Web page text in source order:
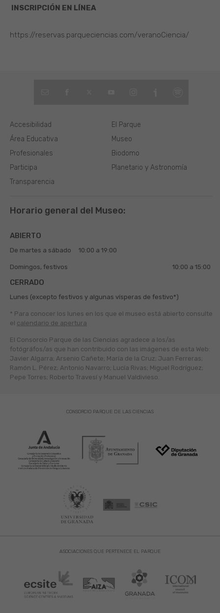
INSCRIPCIÓN EN LÍNEA
https://reservas.parqueciencias.com/veranoCiencia/
El Parque
Museo
Biodomo
Planetario y Astronomía
Área Educativa
Profesionales
Participa
Transparencia
Accesibilidad
Horario general del Museo:
ABIERTO
De martes a sábado 10:00 a 19:00
Domingos, festivos 10:00 a 15:00
CERRADO
Lunes (excepto festivos y algunas vísperas de festivo*)
* Para conocer los lunes en los que el museo está abierto consulte
el calendario de apertura
El Consorcio Parque de las Ciencias agradece a los/as
fotógráfos/as que han contribuido con las imágenes de esta Web:
Javier Algarra; Arsenio Cañete; María de la Cruz; Juan Ferreras;
Ramón L. Pérez; Antonio Navarro; Lucía Rivas; Miguel Rodríguez;
Pepe Torres; Roberto Travesí y Manuel Valdivieso.
ASOCIACIONES QUE PERTENECE EL PARQUE
CONSORCIO PARQUE DE LAS CIENCIAS